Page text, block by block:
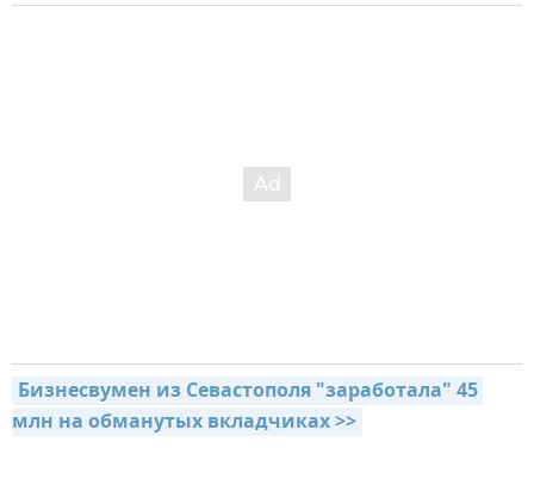
Бизнесвумен из Севастополя "заработала" 45
млн на обманутых вкладчиках >>